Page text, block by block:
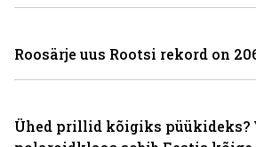
Roosärje uus Rootsi rekord on
Ühed prillid kõigiks püükideks?